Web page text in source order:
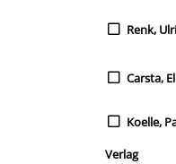
Renk,
Carsta,
Koelle,
Verlag